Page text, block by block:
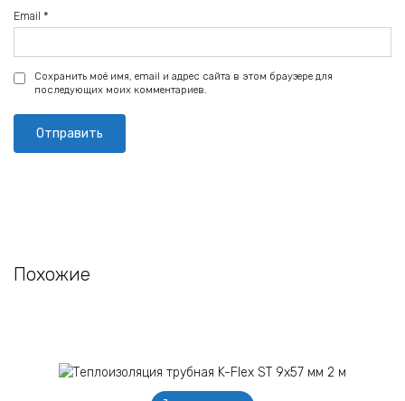
Email *
Сохранить моё имя, email и адрес сайта в этом браузере для
последующих моих комментариев.
Похожие